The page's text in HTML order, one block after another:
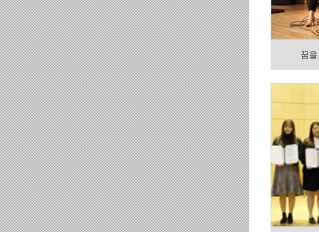
꿈